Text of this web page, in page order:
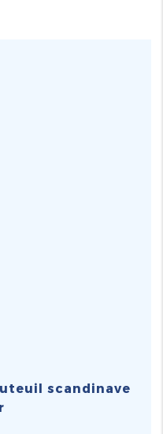
scandinave